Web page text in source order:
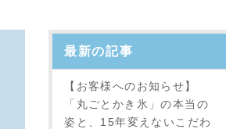
最新の記事
【お客様へのお知らせ】
「丸ごとかき氷」の本当の
姿と、15年変えないこだわ